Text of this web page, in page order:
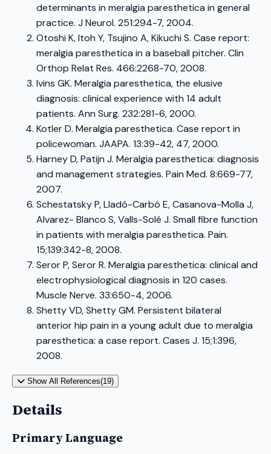
determinants in meralgia paresthetica in general
practice. J Neurol. 251:294-7, 2004.
Otoshi K, Itoh Y, Tsujino A, Kikuchi S. Case report:
meralgia paresthetica in a baseball pitcher. Clin
Orthop Relat Res. 466:2268-70, 2008.
Ivins GK. Meralgia paresthetica, the elusive
diagnosis: clinical experience with 14 adult
patients. Ann Surg. 232:281-6, 2000.
Kotler D. Meralgia paresthetica. Case report in
policewoman. JAAPA. 13:39-42, 47, 2000.
Harney D, Patijn J. Meralgia paresthetica: diagnosis
and management strategies. Pain Med. 8:669-77,
2007.
Schestatsky P, Lladó-Carbó E, Casanova-Molla J,
Alvarez- Blanco S, Valls-Solé J. Small fibre function
in patients with meralgia paresthetica. Pain.
15;139:342-8, 2008.
Seror P, Seror R. Meralgia paresthetica: clinical and
electrophysiological diagnosis in 120 cases.
Muscle Nerve. 33:650-4, 2006.
Shetty VD, Shetty GM. Persistent bilateral
anterior hip pain in a young adult due to meralgia
paresthetica: a case report. Cases J. 15;1:396,
2008.
Show All References(19)
Details
Primary Language